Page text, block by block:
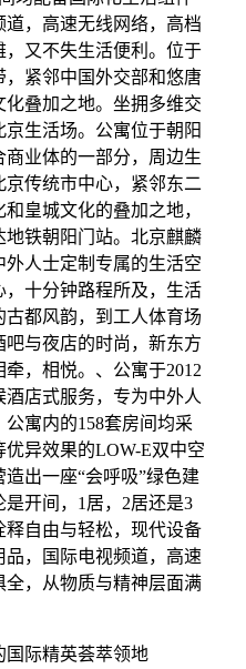
，高速无线网络，高档
又不失生活便利。位于
紧邻中国外交部和悠唐
叠加之地。坐拥多维交
生活场。公寓位于朝阳
业体的一部分，周边生
传统市中心，紧邻东二
皇城文化的叠加之地，
地铁朝阳门站。北京麒麟
人士定制专属的生活空
十分钟路程所及，生活
都风韵，到工人体育场
与夜店的时尚，新东方
，相悦。、公寓于2012
店式服务，专为中外人
寓内的158套房间均采
异效果的LOW-E双中空
出一座“会呼吸”绿色建
开间，1居，2居还是3
自由与轻松，现代设备
，国际电视频道，高速
，从物质与精神层面满
国际精英荟萃领地